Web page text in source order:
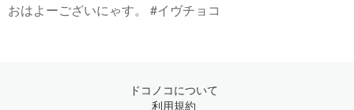
おはよーございにゃす。 #イヴチョコ
ドコノコについて
利用規約